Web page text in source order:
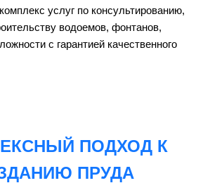
услуг по консультированию,
водоемов, фонтанов,
с гарантией качественного
ПОДХОД К
ПРУДА